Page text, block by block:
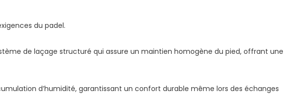
du padel.
de laçage structuré qui assure un maintien homogène du pied, offrant une
d’humidité, garantissant un confort durable même lors des échanges